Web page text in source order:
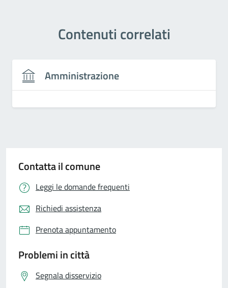
Contenuti correlati
Amministrazione
Contatta il comune
Leggi le domande frequenti
Richiedi assistenza
Prenota appuntamento
Problemi in città
Segnala disservizio